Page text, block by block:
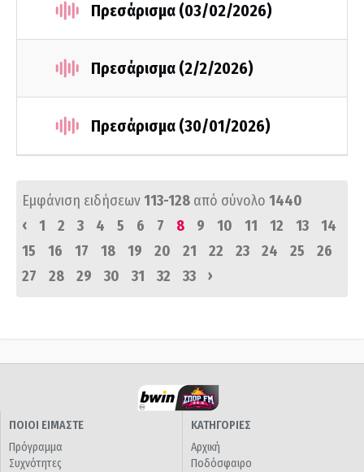
Πρεσάρισμα (03/02/2026)
Πρεσάρισμα (2/2/2026)
Πρεσάρισμα (30/01/2026)
Εμφάνιση ειδήσεων113-128 από σύνολο 1440
‹
1 2 3 4 5 6 7 8 9 10 11 12 13
14
15
16 17 18 19 20 21 22 23 24 25
26
27
28 29 30 31 32 33 ›
ΠΟΙΟΙ ΕΙΜΑΣΤΕ
Πρόγραμμα
Συχνότητες
ΚΑΤΗΓΟΡΙΕΣ
Αρχική
Ποδόσφαιρο